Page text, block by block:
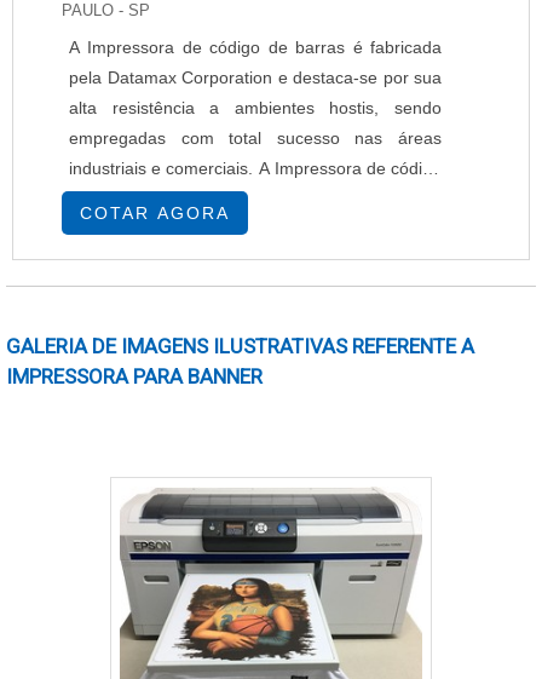
PAULO - SP
A Impressora de código de barras é fabricada
pela Datamax Corporation e destaca-se por sua
alta resistência a ambientes hostis, sendo
empregadas com total sucesso nas áreas
industriais e comerciais. A Impressora de código
de barras modelo M4206 possui ainda uma
grande capacidade de memória e excelente
desempenho na produção de etiquetas de
tamanhos variados, com textos, logotipos e
barras é muito utiliz....
COTAR AGORA
GALERIA DE IMAGENS ILUSTRATIVAS REFERENTE A
IMPRESSORA PARA BANNER